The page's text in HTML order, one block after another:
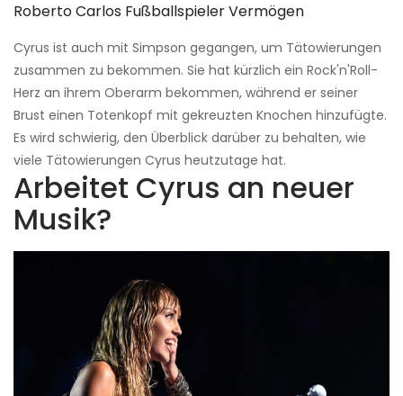
Roberto Carlos Fußballspieler Vermögen
Cyrus ist auch mit Simpson gegangen, um Tätowierungen
zusammen zu bekommen. Sie hat kürzlich ein Rock'n'Roll-
Herz an ihrem Oberarm bekommen, während er seiner
Brust einen Totenkopf mit gekreuzten Knochen hinzufügte.
Es wird schwierig, den Überblick darüber zu behalten, wie
viele Tätowierungen Cyrus heutzutage hat.
Arbeitet Cyrus an neuer
Musik?